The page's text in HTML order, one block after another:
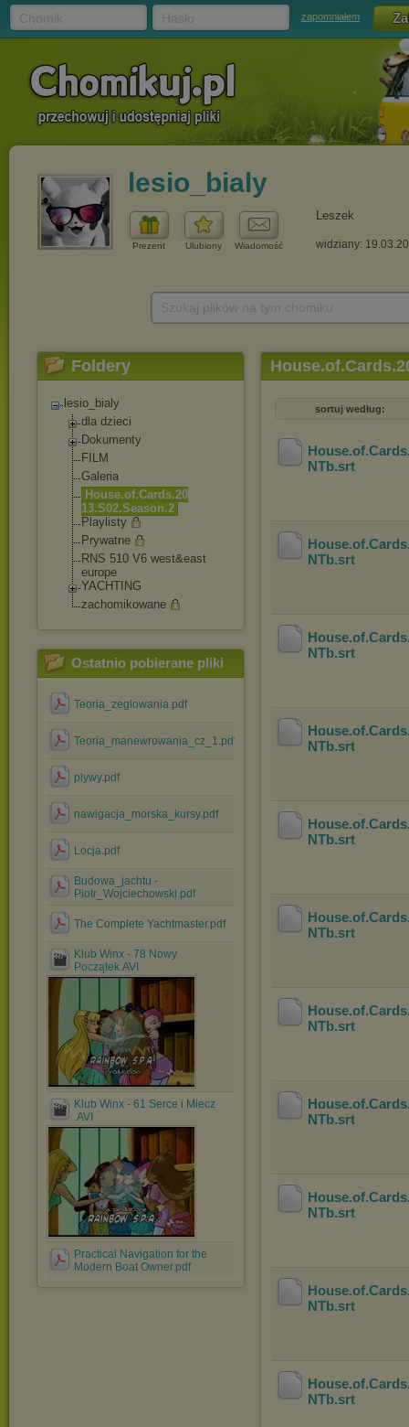
zapomniałem
lesio_bialy
Prezent Ulubiony Wiadomość
Leszek
widziany:
Foldery
lesio_bialy
dla dzieci
Dokumenty
FILM
Galeria
House.of.Cards.20
13.S02.Season.2
Playlisty
Prywatne
RNS 510 V6 west&east
europe
YACHTING
zachomikowane
Ostatnio pobierane pliki
Teoria_zeglowania.pdf
Teoria_manewrowania_cz_1.pdf
plywy.pdf
nawigacja_morska_kursy.pdf
Locja.pdf
Budowa_jachtu -
Piotr_Wojciechowski.pdf
The Complete Yachtmaster.pdf
Klub Winx - 78 Nowy
Początek.AVI
Klub Winx - 61 Serce i Miecz
.AVI
Practical Navigation for the
Modern Boat Owner.pdf
sortuj według:
NTb.srt
NTb.srt
NTb.srt
NTb.srt
NTb.srt
NTb.srt
NTb.srt
NTb.srt
NTb.srt
NTb.srt
NTb.srt